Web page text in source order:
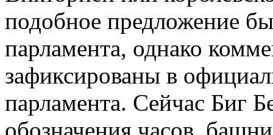
подобное предложение
парламента, однако
зафиксированы в
парламента. Сейчас Биг